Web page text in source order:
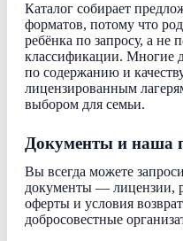
Каталог собирает
форматов, потому что
ребёнка по запросу, а не
классификации. Многие
по содержанию и
лицензированным
выбором для семьи.
Документы и наша
Вы всегда можете
документы — лицензии,
оферты и условия
добросовестные